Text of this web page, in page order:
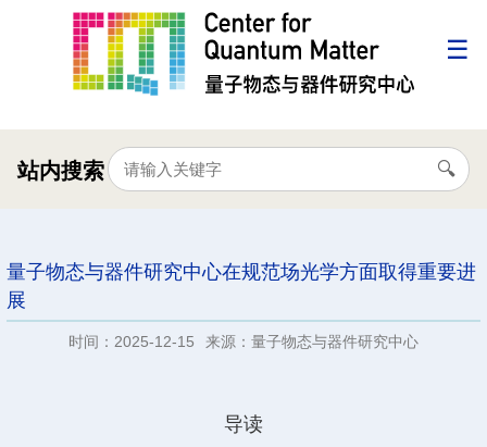
站内搜索
量子物态与器件研究中心在规范场光学方面取得重要进
展
时间：2025-12-15 来源：量子物态与器件研究中心
导读